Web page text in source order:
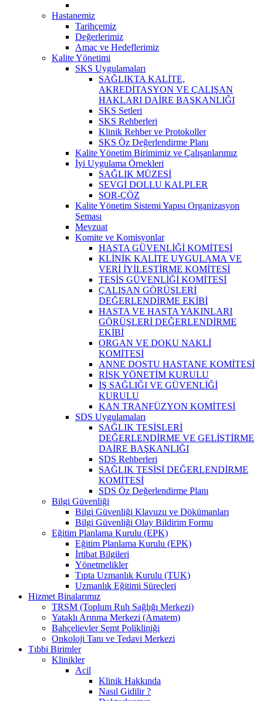
Hastanemiz
Tarihçemiz
Değerlerimiz
Amaç ve Hedeflerimiz
Kalite Yönetimi
SKS Uygulamaları
SAĞLIKTA KALİTE,
AKREDİTASYON VE ÇALIŞAN
HAKLARI DAİRE BAŞKANLIĞI
SKS Setleri
SKS Rehberleri
Klinik Rehber ve Protokoller
SKS Öz Değerlendirme Planı
Kalite Yönetim Birimimiz ve Çalışanlarımız
İyi Uygulama Örnekleri
SAĞLIK MÜZESİ
SEVGİ DOLLU KALPLER
SOR-ÇÖZ
Kalite Yönetim Sistemi Yapısı Organizasyon
Şeması
Mevzuat
Komite ve Komisyonlar
HASTA GÜVENLİĞİ KOMİTESİ
KLİNİK KALİTE UYGULAMA VE
VERİ İYİLEŞTİRME KOMİTESİ
TESİS GÜVENLİĞİ KOMİTESİ
ÇALIŞAN GÖRÜŞLERİ
DEĞERLENDİRME EKİBİ
HASTA VE HASTA YAKINLARI
GÖRÜŞLERİ DEĞERLENDİRME
EKİBİ
ORGAN VE DOKU NAKLİ
KOMİTESİ
ANNE DOSTU HASTANE KOMİTESİ
RİSK YÖNETİM KURULU
İŞ SAĞLIĞI VE GÜVENLİĞİ
KURULU
KAN TRANFÜZYON KOMİTESİ
SDS Uygulamaları
SAĞLIK TESİSLERİ
DEĞERLENDİRME VE GELİŞTİRME
DAİRE BAŞKANLIĞI
SDS Rehberleri
SAĞLIK TESİSİ DEĞERLENDİRME
KOMİTESİ
SDS Öz Değerlendirme Planı
Bilgi Güvenliği
Bilgi Güvenliği Klavuzu ve Dökümanları
Bilgi Güvenliği Olay Bildirim Formu
Eğitim Planlama Kurulu (EPK)
Eğitim Planlama Kurulu (EPK)
İrtibat Bilgileri
Yönetmelikler
Tıpta Uzmanlık Kurulu (TUK)
Uzmanlık Eğitimi Süreçleri
Hizmet Binalarımız
TRSM (Toplum Ruh Sağlığı Merkezi)
Yataklı Arınma Merkezi (Amatem)
Bahçelievler Semt Polikliniği
Onkoloji Tanı ve Tedavi Merkezi
Tıbbi Birimler
Klinikler
Acil
Klinik Hakkında
Nasıl Gidilir ?